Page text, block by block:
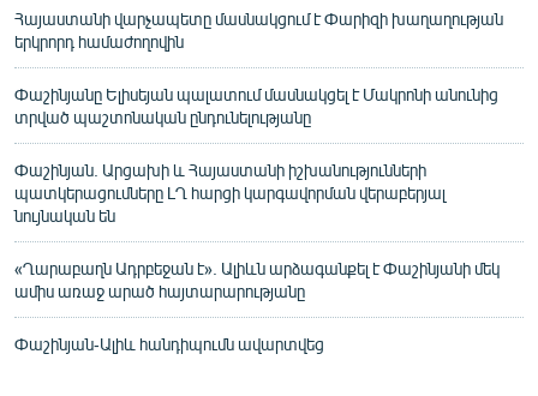
Հայաստանի վարչապետը մասնակցում է Փարիզի խաղաղության
երկրորդ համաժողովին
Փաշինյանը Ելիսեյան պալատում մասնակցել է Մակրոնի անունից
տրված պաշտոնական ընդունելությանը
Փաշինյան. Արցախի և Հայաստանի իշխանությունների
պատկերացումները ԼՂ հարցի կարգավորման վերաբերյալ
նույնական են
«Ղարաբաղն Ադրբեջան է». Ալիևն արձագանքել է Փաշինյանի մեկ
ամիս առաջ արած հայտարարությանը
Փաշինյան-Ալիև հանդիպումն ավարտվեց